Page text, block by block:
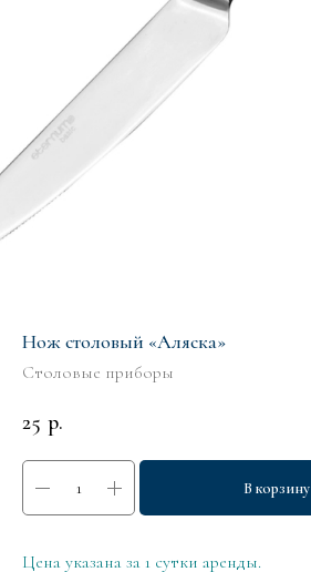
Нож столовый «Аляска»
Столовые приборы
25 р.
В корзину
Цена указана за 1 сутки аренды.